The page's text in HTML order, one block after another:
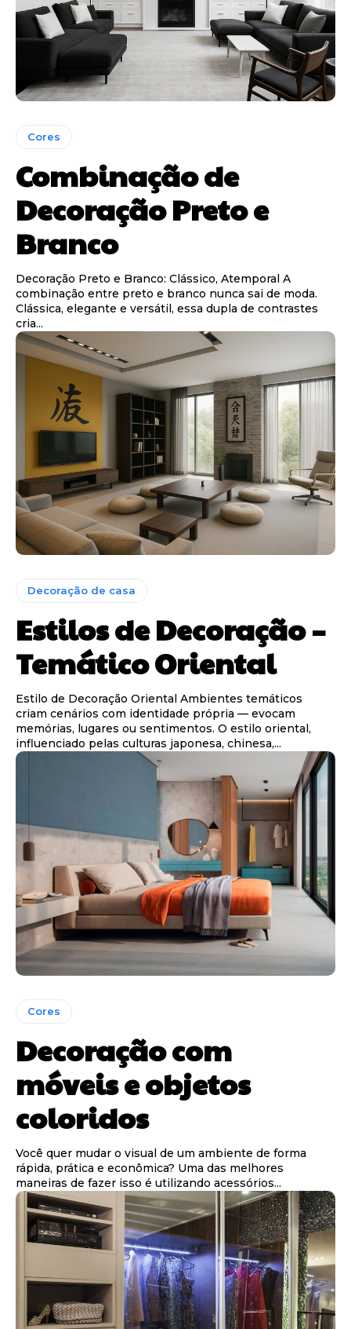
Cores
Combinação de
Decoração Preto e
Branco
Decoração Preto e Branco: Clássico, Atemporal A
combinação entre preto e branco nunca sai de moda.
Clássica, elegante e versátil, essa dupla de contrastes
cria...
Decoração de casa
Estilos de Decoração –
Temático Oriental
Estilo de Decoração Oriental Ambientes temáticos
criam cenários com identidade própria — evocam
memórias, lugares ou sentimentos. O estilo oriental,
influenciado pelas culturas japonesa, chinesa,...
Cores
Decoração com
móveis e objetos
coloridos
Você quer mudar o visual de um ambiente de forma
rápida, prática e econômica? Uma das melhores
maneiras de fazer isso é utilizando acessórios...